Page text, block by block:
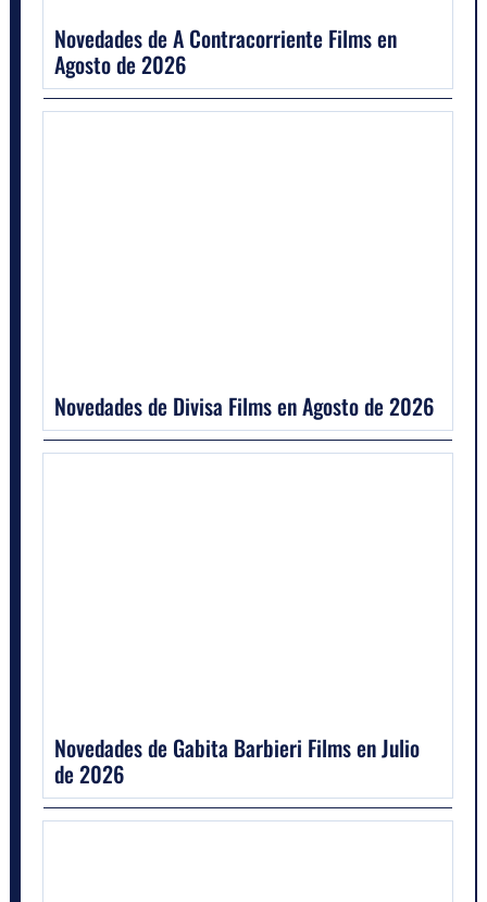
Novedades de A Contracorriente Films en
Agosto de 2026
Novedades de Divisa Films en Agosto de 2026
Novedades de Gabita Barbieri Films en Julio
de 2026